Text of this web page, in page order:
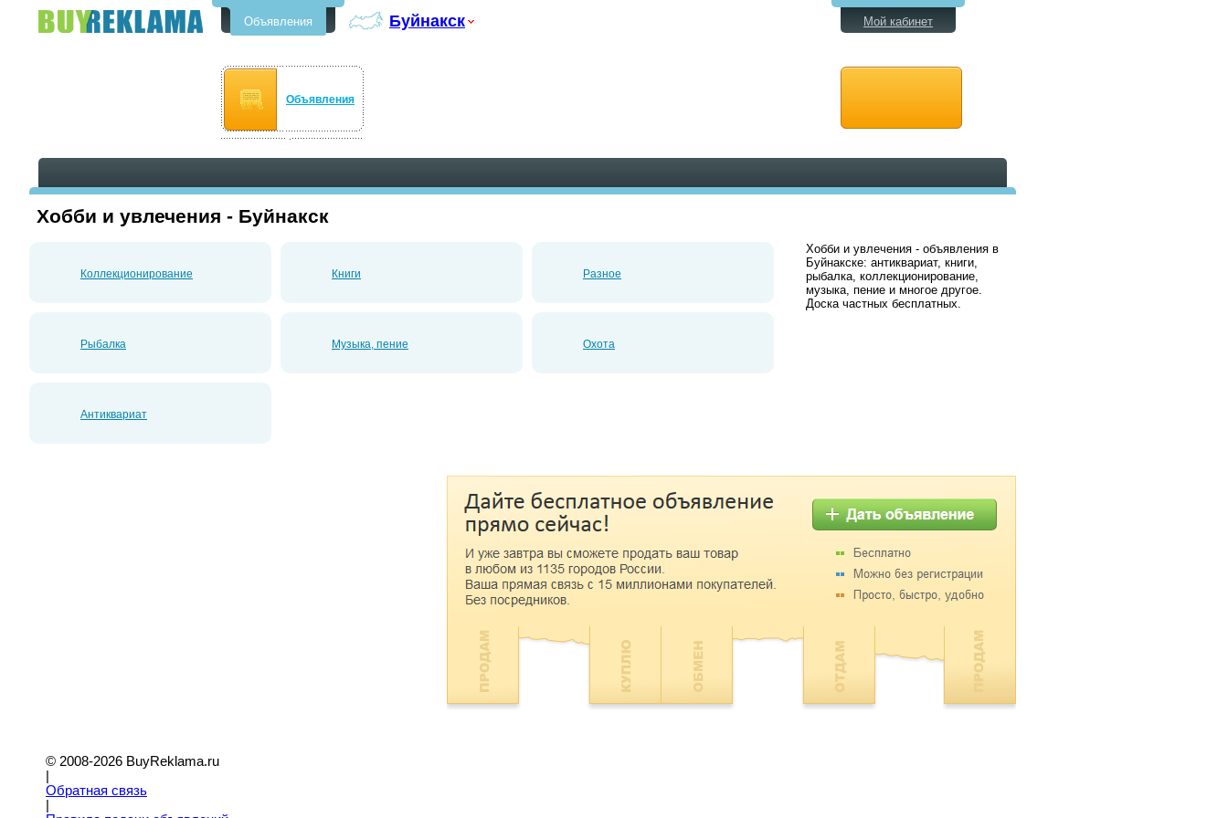
Объявления Буйнакск
Объявления
Мой кабинет
Хобби и увлечения - Буйнакск
Коллекционирование Книги Разное
Рыбалка Музыка, пение Охота
Антиквариат
Хобби и увлечения - объявления в
Буйнакске: антиквариат, книги,
рыбалка, коллекционирование,
музыка, пение и многое другое.
Доска частных бесплатных.
© 2008-2026 BuyReklama.ru
Обратная связь